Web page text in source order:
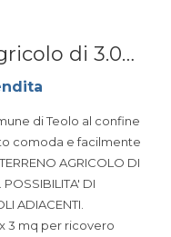
Terreno in vendita agricolo di 3.000 Mq in vendita a di Teolo Via Monteortone
di Teolo al confine
comoda e facilmente
AGRICOLO DI
DI
ADIACENTI.
3 mq per ricovero